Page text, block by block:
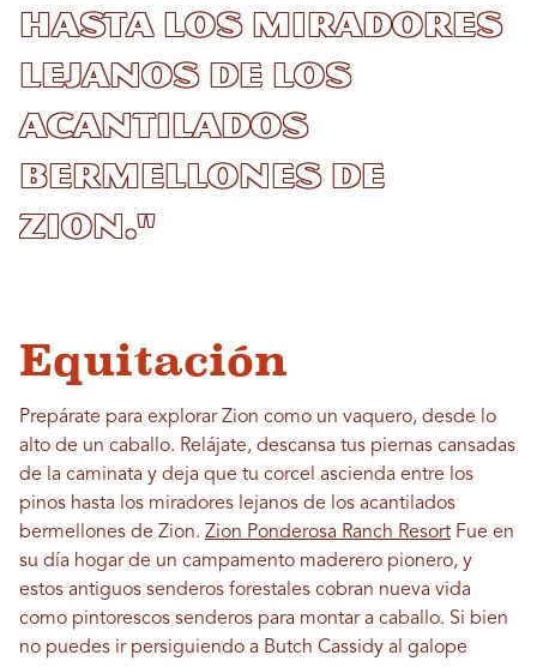
hasta los miradores
lejanos de los
acantilados
bermellones de
Zion."
Equitación
Prepárate para explorar Zion como un vaquero, desde lo
alto de un caballo. Relájate, descansa tus piernas cansadas
de la caminata y deja que tu corcel ascienda entre los
pinos hasta los miradores lejanos de los acantilados
bermellones de Zion. Zion Ponderosa Ranch Resort Fue en
su día hogar de un campamento maderero pionero, y
estos antiguos senderos forestales cobran nueva vida
como pintorescos senderos para montar a caballo. Si bien
no puedes ir persiguiendo a Butch Cassidy al galope